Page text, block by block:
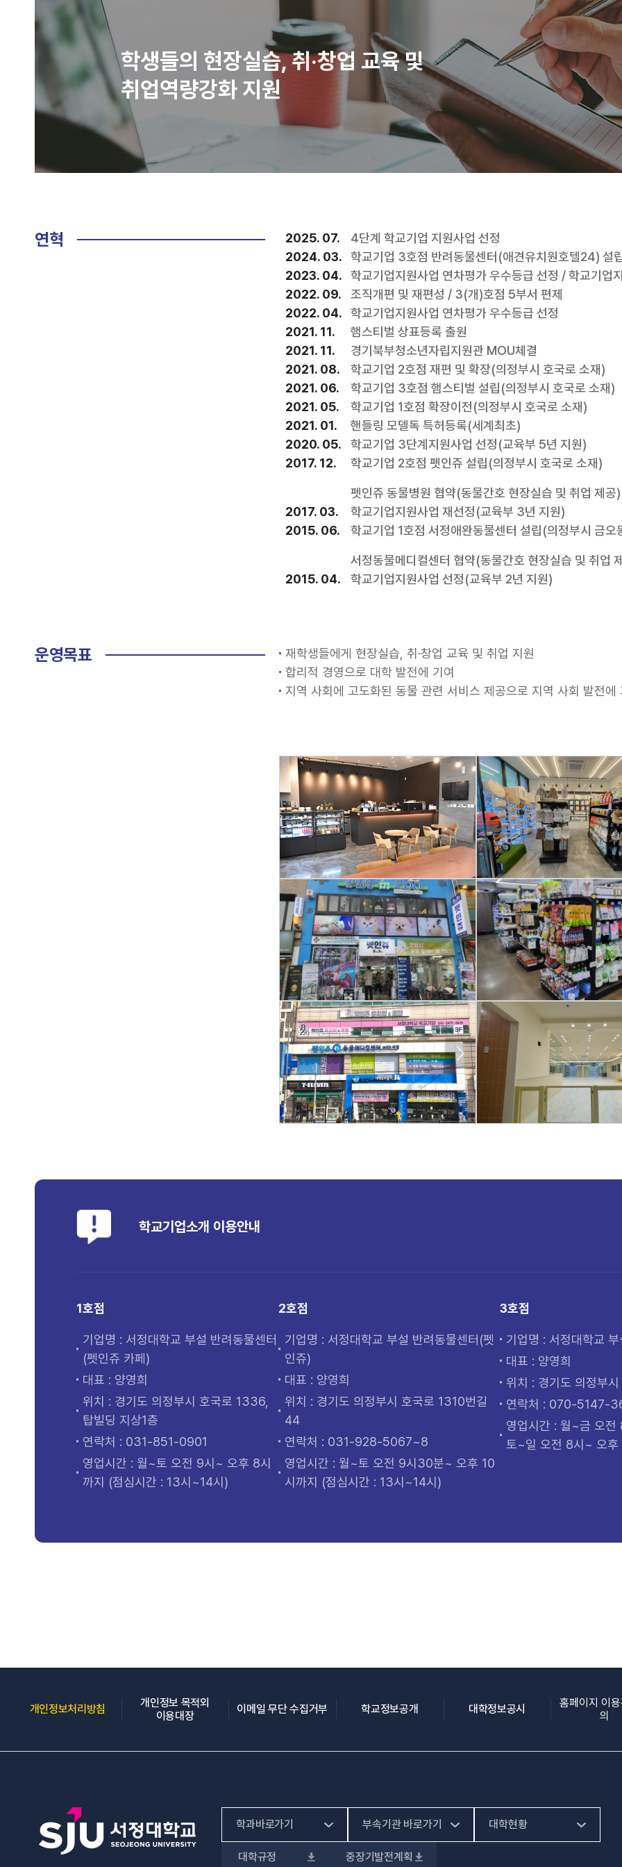
학생들의 현장실습,취·창업 교육 및
취업역량강화 지원
연혁 2025. 07.
4단계 학교기업 지원사업 선정
2024. 03.
학교기업 3호점 반려동물센터(애견유치원호텔24) 설
2023. 04.
학교기업지원사업 연차평가 우수등급 선정 / 학교기업
2022. 09.
조직개편 및 재편성 / 3(개)호점 5부서 편제
2022. 04.
학교기업지원사업 연차평가 우수등급 선정
2021. 11.
햄스티벌 상표등록 출원
2021. 11.
경기북부청소년자립지원관 MOU체결
2021. 08.
학교기업 2호점 재편 및 확장(의정부시 호국로 소재)
2021. 06.
학교기업 3호점 햄스티벌 설립(의정부시 호국로 소재)
2021. 05.
학교기업 1호점 확장이전(의정부시 호국로 소재)
2021. 01.
핸들링 모델독 특허등록(세계최초)
2020. 05.
학교기업 3단계지원사업 선정(교육부 5년 지원)
2017. 12.
학교기업 2호점 펫인쥬 설립(의정부시 호국로 소재)
펫인쥬 동물병원 협약(동물간호 현장실습 및 취업 제공)
2017. 03.
학교기업지원사업 재선정(교육부 3년 지원)
2015. 06.
학교기업 1호점 서정애완동물센터 설립(의정부시 금오
서정동물메디컬센터 협약(동물간호 현장실습 및 취업
2015. 04.
학교기업지원사업 선정(교육부 2년 지원)
운영목표
재학생들에게 현장실습, 취·창업 교육 및 취업 지원
합리적 경영으로 대학 발전에 기여
지역 사회에 고도화된 동물 관련 서비스 제공으로 지역 사회 발전에
학교기업소개 이용안내
1호점
기업명 : 서정대학교 부설 반려동물센터
(펫인쥬 카페)
대표 : 양영희
위치 : 경기도 의정부시 호국로 1336,
탑빌딩 지상1층
연락처 : 031-851-0901
영업시간 : 월~토 오전 9시~ 오후 8시
까지 (점심시간 : 13시~14시)
2호점
기업명 : 서정대학교 부설 반려동물센터(펫
인쥬)
대표 : 양영희
위치 : 경기도 의정부시 호국로 1310번길
44
연락처 : 031-928-5067~8
영업시간 : 월~토 오전 9시30분~ 오후 10
시까지 (점심시간 : 13시~14시)
3호점
기업명 : 서정대학교
대표 : 양영희
위치 : 경기도 의정부
연락처 : 070-5147-
영업시간 : 월~금 오
토~일 오전 8시~ 오
개인정보처리방침 (새 창 열림)개인정보 목적외
이용대장(새 창 열림)이메일 무단 수집거부(새 창 열림)학교정보공개(새 창 열림) 대학정보공시 (새 창 열림)홈페이지 이
의
학과바로가기
인문사회계열
부속기관 바로가기
HiVE센터(새 창 열림)
대학현황
대학규정 중장기발전계획